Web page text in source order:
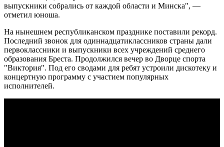
выпускники собрались от каждой области и Минска", —
отметил юноша.
На нынешнем республиканском празднике поставили рекорд.
Последний звонок для одиннадцатиклассников страны дали
первоклассники и выпускники всех учреждений среднего
образования Бреста. Продолжился вечер во Дворце спорта
"Виктория". Под его сводами для ребят устроили дискотеку и
концертную программу с участием популярных
исполнителей.